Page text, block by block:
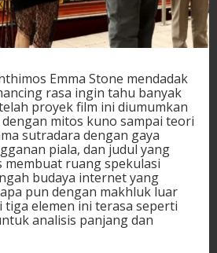
Emma Stone mendadak
rasa ingin tahu banyak
proyek film ini diumumkan
mitos kuno sampai teori
sutradara dengan gaya
piala, dan judul yang
ruang spekulasi
budaya internet yang
pun dengan makhluk luar
tiga elemen ini terasa seperti
analisis panjang dan